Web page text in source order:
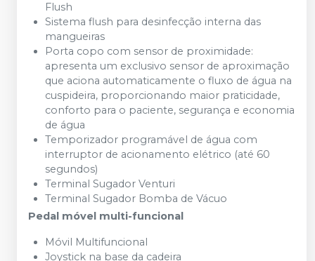
Flush
Sistema flush para desinfecção interna das
mangueiras
Porta copo com sensor de proximidade:
apresenta um exclusivo sensor de aproximação
que aciona automaticamente o fluxo de água na
cuspideira, proporcionando maior praticidade,
conforto para o paciente, segurança e economia
de água
Temporizador programável de água com
interruptor de acionamento elétrico (até 60
segundos)
Terminal Sugador Venturi
Terminal Sugador Bomba de Vácuo
Pedal móvel multi-funcional
Móvil Multifuncional
Joystick na base da cadeira